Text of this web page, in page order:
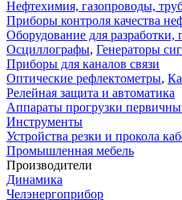
Нефтехимия, газопроводы,
Приборы контроля качества
Оборудование для разработки,
Осциллографы, Генераторы
Приборы для каналов связи
Оптические рефлектометры,
Релейная защита и автоматика
Аппараты прогрузки
Инструменты
Устройства резки и прокола
Промышленная мебель
Производители
Динамика
Челэнергоприбор